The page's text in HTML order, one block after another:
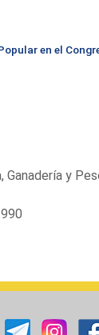
en el
Ganadería y